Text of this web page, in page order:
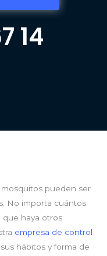
14
pueden ser
No importa cuántos
que haya otros
empresa de control
hábitos y forma de